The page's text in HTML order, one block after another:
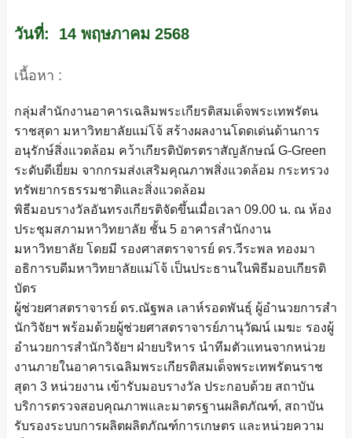
วันที่: 14 พฤษภาคม 2568
เนื้อหา :
กลุ่มสำนักงานอาคารเฉลิมพระเกียรติสมเด็จพระเทพรัตน
ราชสุดา มหาวิทยาลัยแม่โจ้ สร้างผลงานโดดเด่นด้านการ
อนุรักษ์สิ่งแวดล้อม คว้าเกียรติบัตรตราสัญลักษณ์ G-Green
ระดับดีเยี่ยม จากกรมส่งเสริมคุณภาพสิ่งแวดล้อม กระทรวง
ทรัพยากรธรรมชาติและสิ่งแวดล้อม
พิธีมอบรางวัลอันทรงเกียรติจัดขึ้นเมื่อเวลา 09.00 น. ณ ห้อง
ประชุมสภามหาวิทยาลัย ชั้น 5 อาคารสำนักงาน
มหาวิทยาลัย โดยมี รองศาสตราจารย์ ดร.วีระพล ทองมา
อธิการบดีมหาวิทยาลัยแม่โจ้ เป็นประธานในพิธีมอบเกียรติ
บัตร
ผู้ช่วยศาสตราจารย์ ดร.ณัฐพล เลาห์รอดพันธุ์ ผู้อำนวยการสำ
นักวิจัยฯ พร้อมด้วยผู้ช่วยศาสตราจารย์ภานุวัฒน์ เมฆะ รองผู้
อำนวยการสำนักวิจัยฯ ฝ่ายบริหาร นำทีมตัวแทนจากหน่วย
งานภายในอาคารเฉลิมพระเกียรติสมเด็จพระเทพรัตนราช
สุดา 3 หน่วยงาน เข้ารับมอบรางวัล ประกอบด้วย สถาบัน
บริการตรวจสอบคุณภาพและมาตรฐานผลิตภัณฑ์, สถาบัน
รับรองระบบการผลิตผลิตภัณฑ์การเกษตร และหน่วยความ